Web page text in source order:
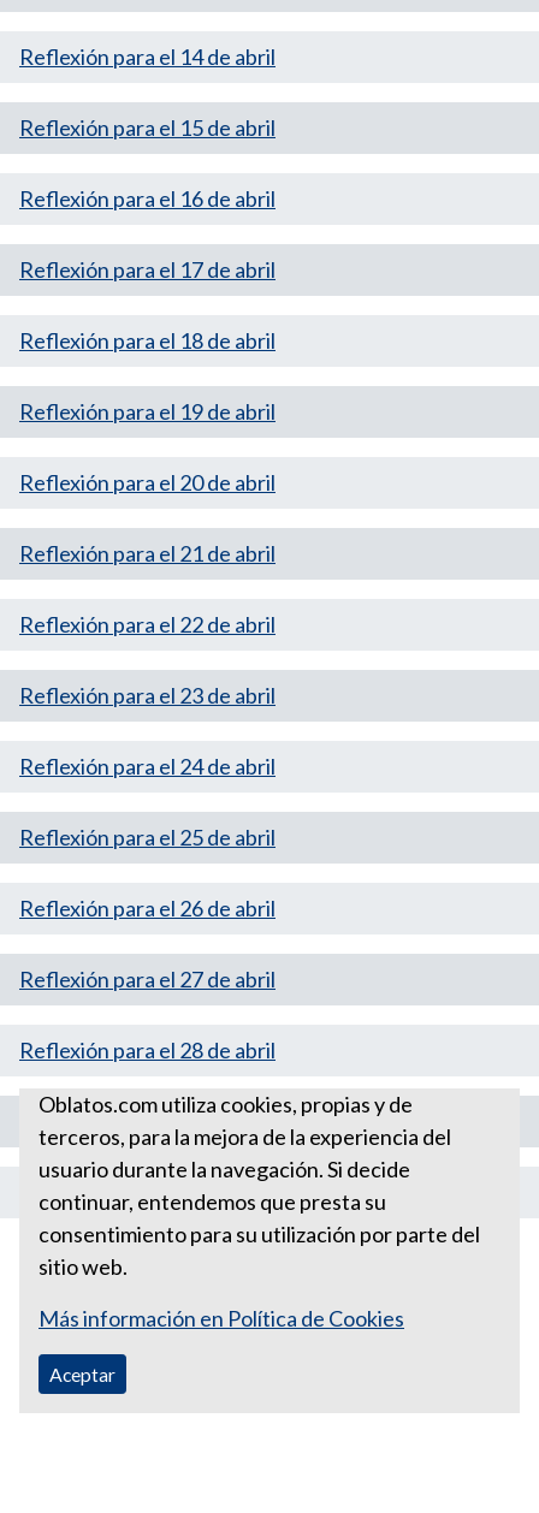
Reflexión para el 14 de abril
Reflexión para el 15 de abril
Reflexión para el 16 de abril
Reflexión para el 17 de abril
Reflexión para el 18 de abril
Reflexión para el 19 de abril
Reflexión para el 20 de abril
Reflexión para el 21 de abril
Reflexión para el 22 de abril
Reflexión para el 23 de abril
Reflexión para el 24 de abril
Reflexión para el 25 de abril
Reflexión para el 26 de abril
Reflexión para el 27 de abril
Reflexión para el 28 de abril
Reflexión para el 29 de abril
Reflexión para el 30 de abril
Oblatos.com utiliza cookies, propias y de
terceros, para la mejora de la experiencia del
usuario durante la navegación. Si decide
continuar, entendemos que presta su
consentimiento para su utilización por parte del
sitio web.
Más información en Política de Cookies
Aceptar